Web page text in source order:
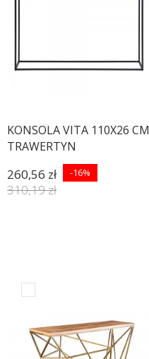
KONSOLA VITA 110X26 CM
TRAWERTYN
260,56 zł -16%
310,19 zł